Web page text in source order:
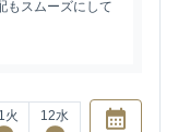
もスムーズにして
火 12水